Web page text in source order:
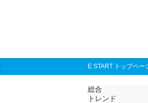
E START トップペー
総合
トレンド